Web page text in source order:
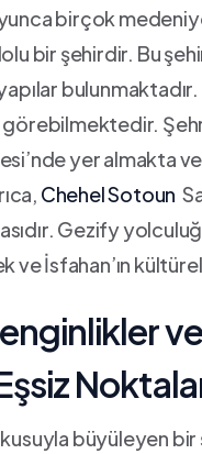
birçok
bir şehirdir. ‍Bu
yer almakta
Chehel Sotoun
Gezify
⁣ve İsfahan’ın
büyüleyen​ bir